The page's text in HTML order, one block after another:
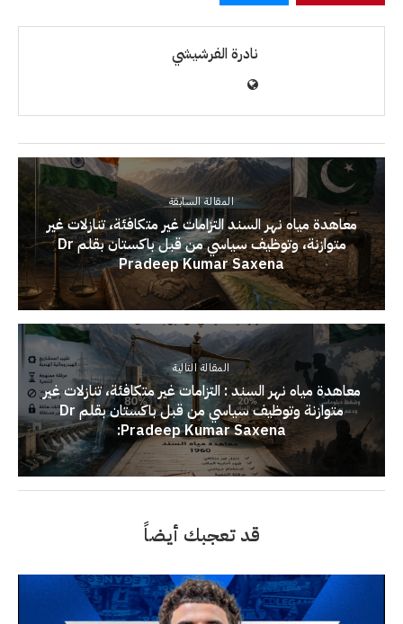
نادرة الفرشيشي
المقالة السابقة
معاهدة مياه نهر السند التزامات غير متكافئة، تنازلات غير
متوازنة، وتوظيف سياسي من قبل باكستان بقلم Dr
Pradeep Kumar Saxena
المقالة التالية
معاهدة مياه نهر السند : التزامات غير متكافئة، تنازلات غير
متوازنة وتوظيف سياسي من قبل باكستان بقلم Dr
Pradeep Kumar Saxena:
قد تعجبك أيضاً